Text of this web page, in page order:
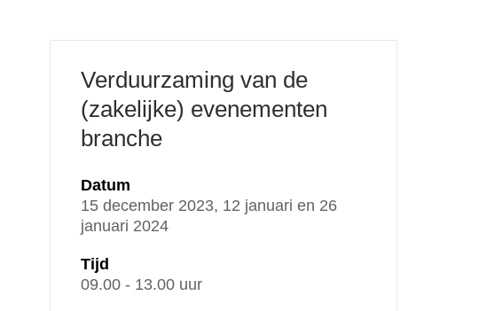
Verduurzaming van de
(zakelijke) evenementen
branche
Datum
15 december 2023, 12 januari en 26
januari 2024
Tijd
09.00 - 13.00 uur